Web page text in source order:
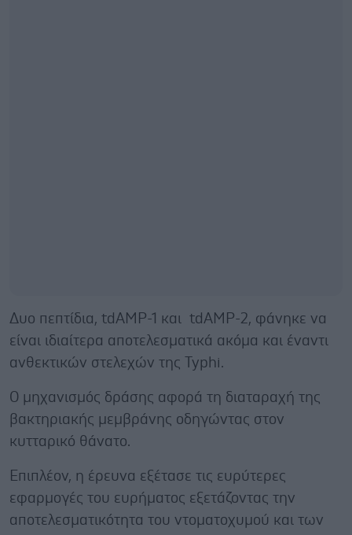
Δυο πεπτίδια, tdAMP-1 και tdAMP-2, φάνηκε να
είναι ιδιαίτερα αποτελεσματικά ακόμα και έναντι
ανθεκτικών στελεχών της Typhi.
Ο μηχανισμός δράσης αφορά τη διαταραχή της
βακτηριακής μεμβράνης οδηγώντας στον
κυτταρικό θάνατο.
Επιπλέον, η έρευνα εξέτασε τις ευρύτερες
εφαρμογές του ευρήματος εξετάζοντας την
αποτελεσματικότητα του ντοματοχυμού και των